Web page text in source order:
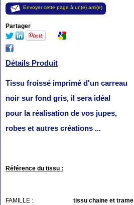
Envoyer cette page à un(e) ami(e)
Partager
Détails Produit
Tissu froissé imprimé d'un carreau
noir sur fond gris, il sera idéal
pour la réalisation de vos jupes,
robes et autres créations ...
Référence du tissu :
FAMILLE :
tissu chaine et trame